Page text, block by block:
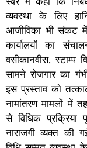
व्यवस्था के लिए
आजीविका भी संकट
कार्यालयों का
वसीकानवीस,
सामने रोजगार का
इस प्रस्ताव को
नामांतरण मामलों में
से विधिक प्रक्रिया
नाराजगी व्यक्त की